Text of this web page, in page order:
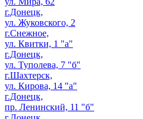
г.Донецк,
ул. Жуковского, 2
г.Снежное,
ул. Квитки, 1 "а"
г.Донецк,
ул. Туполева, 7 "б"
г.Шахтерск,
ул. Кирова, 14 "а"
г.Донецк,
пр. Ленинский, 11 "б"